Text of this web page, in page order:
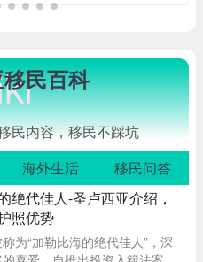
民百科
民内容，移民不踩坑
海外生活
移民问答
绝代佳人-圣卢西亚介绍，
照优势
为“加勒比海的绝代佳人”，深